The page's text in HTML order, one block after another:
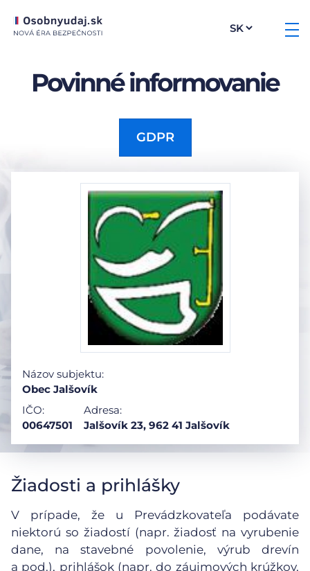
Povinné informovanie
GDPR
Názov subjektu:
Obec Jalšovík
IČO:
00647501
Adresa:
Jalšovík 23, 962 41 Jalšovík
Žiadosti a prihlášky
V prípade, že u Prevádzkovateľa podávate
niektorú so žiadostí (napr. žiadosť na vyrubenie
dane, na stavebné povolenie, výrub drevín
a pod.), prihlášok (napr. do záujmových krúžkov,